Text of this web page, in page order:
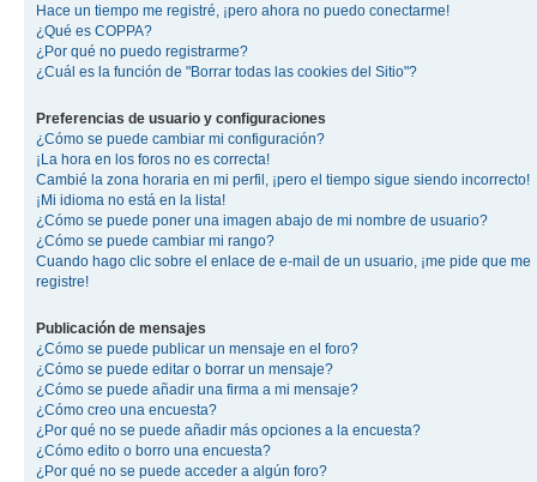
Hace un tiempo me registré, ¡pero ahora no puedo conectarme!
¿Qué es COPPA?
¿Por qué no puedo registrarme?
¿Cuál es la función de "Borrar todas las cookies del Sitio"?
Preferencias de usuario y configuraciones
¿Cómo se puede cambiar mi configuración?
¡La hora en los foros no es correcta!
Cambié la zona horaria en mi perfil, ¡pero el tiempo sigue siendo incorrecto!
¡Mi idioma no está en la lista!
¿Cómo se puede poner una imagen abajo de mi nombre de usuario?
¿Cómo se puede cambiar mi rango?
Cuando hago clic sobre el enlace de e-mail de un usuario, ¡me pide que me
registre!
Publicación de mensajes
¿Cómo se puede publicar un mensaje en el foro?
¿Cómo se puede editar o borrar un mensaje?
¿Cómo se puede añadir una firma a mi mensaje?
¿Cómo creo una encuesta?
¿Por qué no se puede añadir más opciones a la encuesta?
¿Cómo edito o borro una encuesta?
¿Por qué no se puede acceder a algún foro?